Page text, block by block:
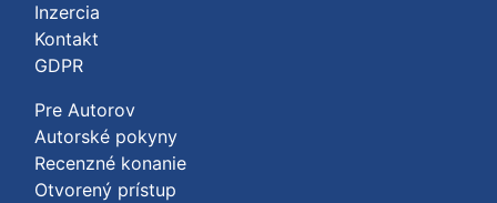
Inzercia
Kontakt
GDPR
Pre Autorov
Autorské pokyny
Recenzné konanie
Otvorený prístup